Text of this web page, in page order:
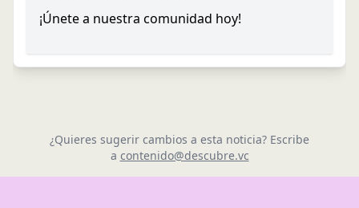
¡Únete a nuestra comunidad hoy!
¿Quieres sugerir cambios a esta noticia? Escribe
a contenido@descubre.vc